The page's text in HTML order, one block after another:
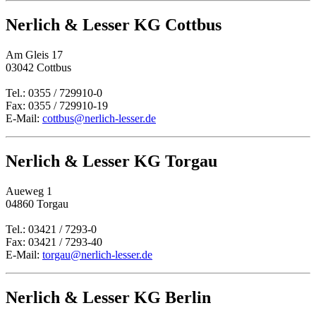
Nerlich & Lesser KG Cottbus
Am Gleis 17
03042 Cottbus
Tel.: 0355 / 729910-0
Fax: 0355 / 729910-19
E-Mail: cottbus@nerlich-lesser.de
Nerlich & Lesser KG Torgau
Aueweg 1
04860 Torgau
Tel.: 03421 / 7293-0
Fax: 03421 / 7293-40
E-Mail: torgau@nerlich-lesser.de
Nerlich & Lesser KG Berlin